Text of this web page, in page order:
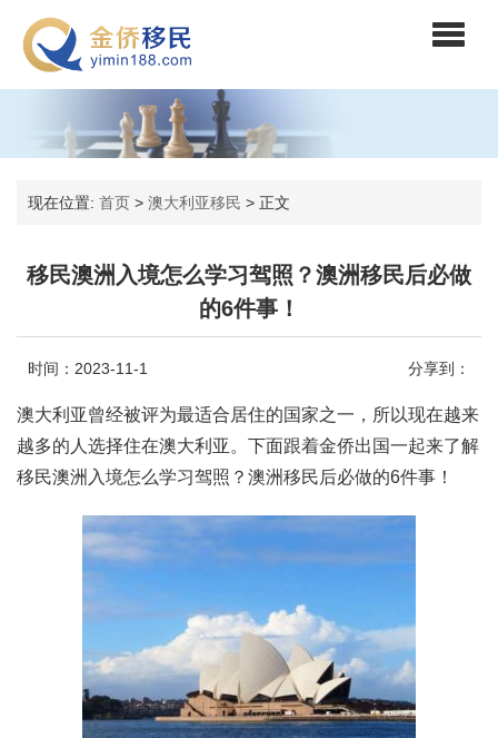
现在位置: 首页 > 澳大利亚移民 > 正文
移民澳洲入境怎么学习驾照？澳洲移民后必做
的6件事！
时间：2023-11-1 分享到：
澳大利亚曾经被评为最适合居住的国家之一，所以现在越来
越多的人选择住在澳大利亚。下面跟着金侨出国一起来了解
移民澳洲入境怎么学习驾照？澳洲移民后必做的6件事！